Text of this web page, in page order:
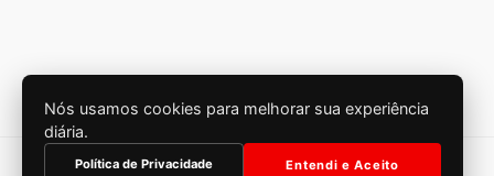
Nós usamos cookies para melhorar sua experiência
diária.
Política de Privacidade Entendi e Aceito